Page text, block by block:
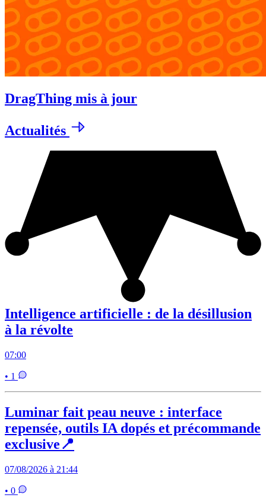
DragThing mis à jour
Actualités
Intelligence artificielle : de la désillusion
à la révolte
07:00
• 1
Luminar fait peau neuve : interface
repensée, outils IA dopés et précommande
exclusive📍
07/08/2026 à 21:44
• 0